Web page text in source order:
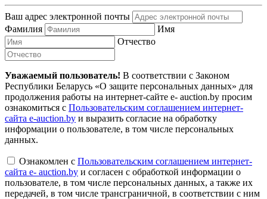
Ваш адрес электронной почты
Фамилия
Имя
Отчество
Уважаемый пользователь! В соответствии с Законом
Республики Беларусь «О защите персональных данных» для
продолжения работы на интернет-сайте e- auction.by просим
ознакомиться с Пользовательским соглашением интернет-
сайта e-auction.by и выразить согласие на обработку
информации о пользователе, в том числе персональных
данных.
Ознакомлен с Пользовательским соглашением интернет-
сайта e- auction.by и согласен с обработкой информации о
пользователе, в том числе персональных данных, а также их
передачей, в том числе трансграничной, в соответствии с ним